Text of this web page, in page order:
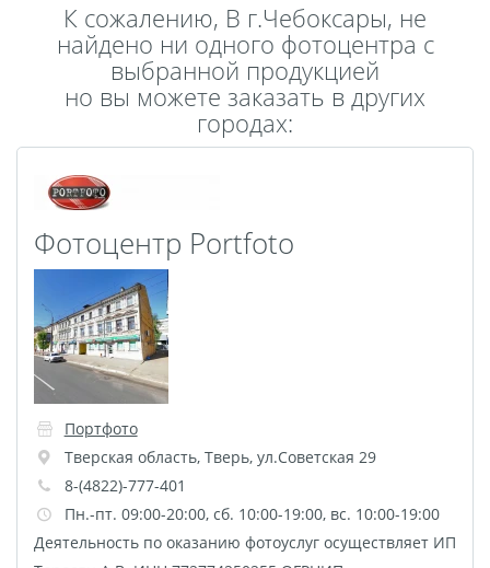
Фотоколлаж
Фотобокс
Пластификация
самоклеящемся виниле
акриле
Печать на баннере
Фотообои
Трафареты
Печать на прозрачной
пленке
Напольная графика
Широкоформатное
ламинирование
Изготовление баннеров
К сожалению, В г.Чебоксары, не
найдено ни одного фотоцентра с
выбранной продукцией
но вы можете заказать в других
городах:
Фотоцентр Portfoto
Портфото
Тверская область, Тверь, ул.Советская 29
8-(4822)-777-401
Пн.-пт. 09:00-20:00, сб. 10:00-19:00, вс. 10:00-19:00
Деятельность по оказанию фотоуслуг осуществляет ИП